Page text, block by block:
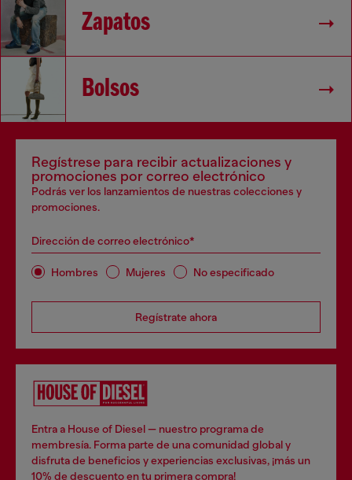
Zapatos
Bolsos
Regístrese para recibir actualizaciones y
promociones por correo electrónico
Podrás ver los lanzamientos de nuestras colecciones y
promociones.
Dirección de correo electrónico*
Hombres Mujeres No especificado
Regístrate ahora
Entra a House of Diesel — nuestro programa de
membresía. Forma parte de una comunidad global y
disfruta de beneficios y experiencias exclusivas, ¡más un
10% de descuento en tu primera compra!